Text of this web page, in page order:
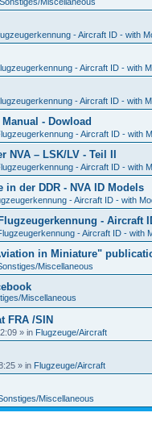
- Aircraft ID - with
- Aircraft ID - with
- Aircraft ID - with
- Dowload
- Aircraft ID - with
– LSK/LV - Teil II
- Aircraft ID - with
der DDR - NVA ID Models
- Aircraft ID - with
- Aircraft
- Aircraft ID - with
in Miniature"
Miscellaneous
Miscellaneous
FRA /SIN
» in Flugzeuge/Aircraft
» in Flugzeuge/Aircraft
Miscellaneous